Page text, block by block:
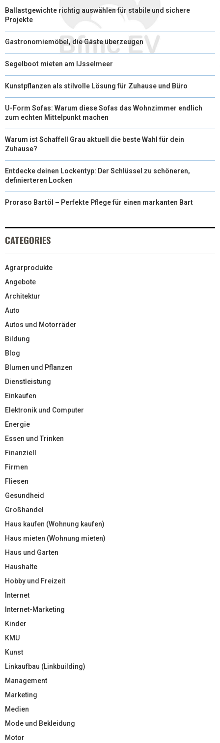
Ballastgewichte richtig auswählen für stabile und sichere
Projekte
Gastronomiemöbel, die Gäste überzeugen
Segelboot mieten am IJsselmeer
Kunstpflanzen als stilvolle Lösung für Zuhause und Büro
U-Form Sofas: Warum diese Sofas das Wohnzimmer endlich
zum echten Mittelpunkt machen
Warum ist Schaffell Grau aktuell die beste Wahl für dein
Zuhause?
Entdecke deinen Lockentyp: Der Schlüssel zu schöneren,
definierteren Locken
Proraso Bartöl – Perfekte Pflege für einen markanten Bart
CATEGORIES
Agrarprodukte
Angebote
Architektur
Auto
Autos und Motorräder
Bildung
Blog
Blumen und Pflanzen
Dienstleistung
Einkaufen
Elektronik und Computer
Energie
Essen und Trinken
Finanziell
Firmen
Fliesen
Gesundheid
Großhandel
Haus kaufen (Wohnung kaufen)
Haus mieten (Wohnung mieten)
Haus und Garten
Haushalte
Hobby und Freizeit
Internet
Internet-Marketing
Kinder
KMU
Kunst
Linkaufbau (Linkbuilding)
Management
Marketing
Medien
Mode und Bekleidung
Motor